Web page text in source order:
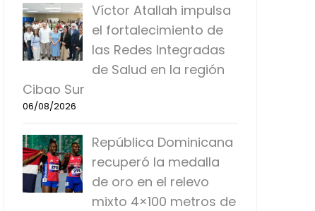
Víctor Atallah impulsa
el fortalecimiento de
las Redes Integradas
de Salud en la región
Cibao Sur
06/08/2026
República Dominicana
recuperó la medalla
de oro en el relevo
mixto 4×100 metros de